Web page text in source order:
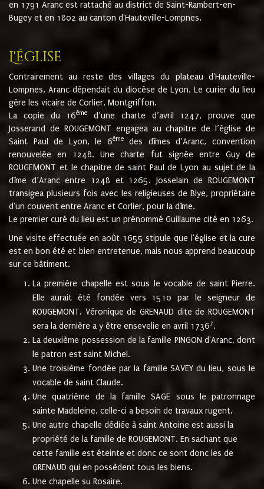
en 1791 Aranc est rattaché au district de Saint-Rambert-en-
Bugey et en 1802 au canton d'Hauteville-Lompnes.
L'église
Contrairement au reste des villages du plateau d'Hauteville-
Lompnes, Aranc dépendait du diocèse de Lyon. Le curier du lieu
gère les vicaire de Corlier, Montgriffon.
La copie du 16ème
d’une charte d’avril 1247, prouve que
Josserand de ROUGEMONT engagea au chapitre de l’église de
Saint Paul de Lyon, le 6èmedes dîmes d’Aranc, convention
renouvelée en 1248. Une charte fut signée entre Guy de
ROUGEMONT et le chapitre de saint Paul de Lyon au sujet de la
dîme d’Aranc entre 1248 et 1265. Josselain de ROUGEMONT
transigea plusieurs fois avec les religieuses de Blye, propriétaire
d'un couvent entre Aranc et Corlier, pour la dîme.
Le premier curé du lieu est un prénommé Guillaume cité en 1263.
Une visite effectuée en août 1655 stipule que l'église et la cure
est en bon été et bien entretenue, mais nous apprend beaucoup
sur ce bâtiment.
La première chapelle est sous le vocable de saint Pierre.
Elle aurait été fondée vers 1510 par le seigneur de
ROUGEMONT. Véronique de GRENAUD dite de ROUGEMONT
sera la dernière a y être ensevelie en avril 17367.
La deuxième possession de la famille PINGON d'Aranc, dont
le patron est saint Michel.
Une troisième fondée par la famille SAVEY du lieu, sous le
vocable de saint Claude.
Une quatrième de la famille SAGE sous le patronnage
sainte Madeleine. celle-ci a besoin de travaux rugent.
Une autre chapelle dédiée à saint Antoine est aussi la
propriété de la famille de ROUGEMONT. En sachant que
cette famille est éteinte et donc ce sont donc les de
GRENAUD qui en possèdent tous les biens.
Une chapelle su Rosaire.